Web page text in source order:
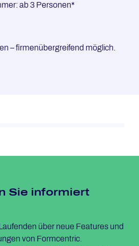
ab 3 Personen*
– firmenübergreifend möglich.
Sie in­for­miert
über neue Features und
von Formcentric.